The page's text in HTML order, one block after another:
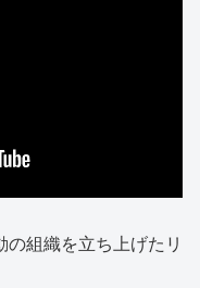
組織を立ち上げたリ